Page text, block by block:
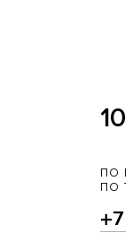
ПО
ПО